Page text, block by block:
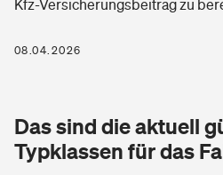
Berufshaftpflichtversicherung
Zur Übersicht
Tools
Glasversicherung
Kinderunfall­ver­si­che­rung
Private Krankenversicherung
Dread-Disease-Versicherung
Kfz-Versicherungsbeitrag zu
08.04.2026
Das sind die aktuell
Typklassen für das